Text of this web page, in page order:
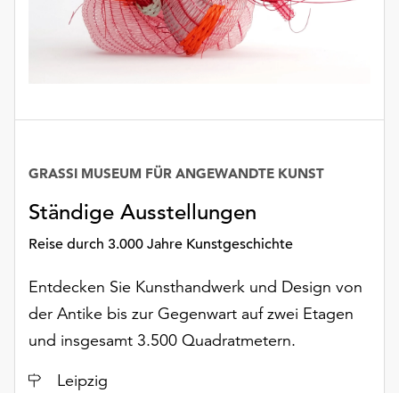
Datenschutzerklärung
Impressum
Ständige Ausstellungen
Reise durch 3.000 Jahre Kunstgeschichte
GRASSI MUSEUM FÜR ANGEWANDTE KUNST
Entdecken Sie Kunsthandwerk und Design von
der Antike bis zur Gegenwart auf zwei Etagen
und insgesamt 3.500 Quadratmetern.
Ort
Leipzig
Datum